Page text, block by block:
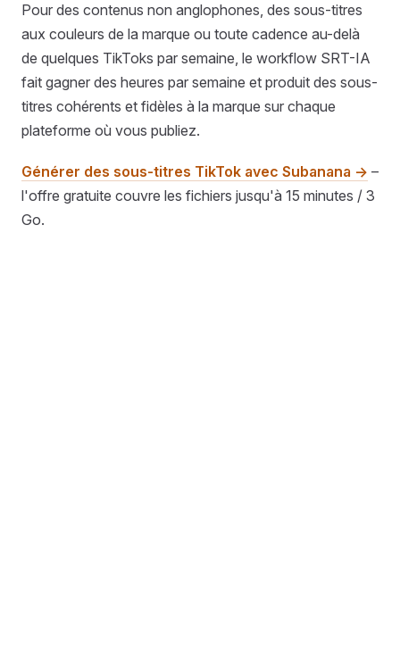
Pour des contenus non anglophones, des sous-titres
aux couleurs de la marque ou toute cadence au-delà
de quelques TikToks par semaine, le workflow SRT-IA
fait gagner des heures par semaine et produit des sous-
titres cohérents et fidèles à la marque sur chaque
plateforme où vous publiez.
Générer des sous-titres TikTok avec Subanana → –
l'offre gratuite couvre les fichiers jusqu'à 15 minutes / 3
Go.